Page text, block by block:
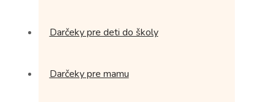
Darčeky pre deti do školy
Darčeky pre mamu